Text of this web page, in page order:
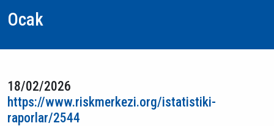
Ocak
18/02/2026
https://www.riskmerkezi.org/istatistiki-
raporlar/2544